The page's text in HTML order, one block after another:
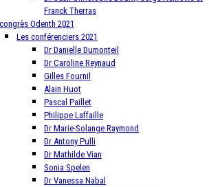
Franck Therras
Odenth 2021
Les conférenciers 2021
Dr Danielle Dumonteil
Dr Caroline Reynaud
Gilles Fournil
Alain Huot
Pascal Paillet
Philippe Laffaille
Dr Marie-Solange Raymond
Dr Antony Pulli
Dr Mathilde Vian
Sonia Spelen
Dr Vanessa Nabal